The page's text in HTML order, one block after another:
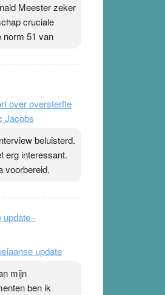
Meester zeker
cruciale
norm 51 van
over oversterfte
Jacobs
beluisterd.
erg interessant.
voorbereid.
update -
update
mijn
ben ik